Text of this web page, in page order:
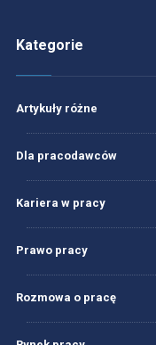
Kategorie
Artykuły różne
Dla pracodawców
Kariera w pracy
Prawo pracy
Rozmowa o pracę